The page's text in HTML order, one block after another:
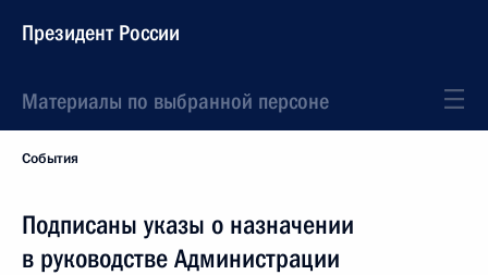
Президент России
Материалы по выбранной персоне
События
Подписаны указы о назначении
в руководстве Администрации